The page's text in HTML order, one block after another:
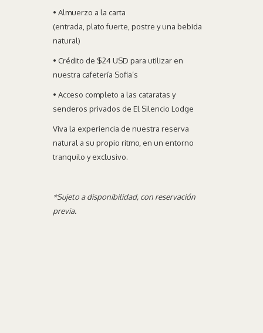
• Almuerzo a la carta
(entrada, plato fuerte, postre y una bebida
natural)
• Crédito de $24 USD para utilizar en
nuestra cafetería Sofia’s
• Acceso completo a las cataratas y
senderos privados de El Silencio Lodge
Viva la experiencia de nuestra reserva
natural a su propio ritmo, en un entorno
tranquilo y exclusivo.
*Sujeto a disponibilidad, con reservación
previa.